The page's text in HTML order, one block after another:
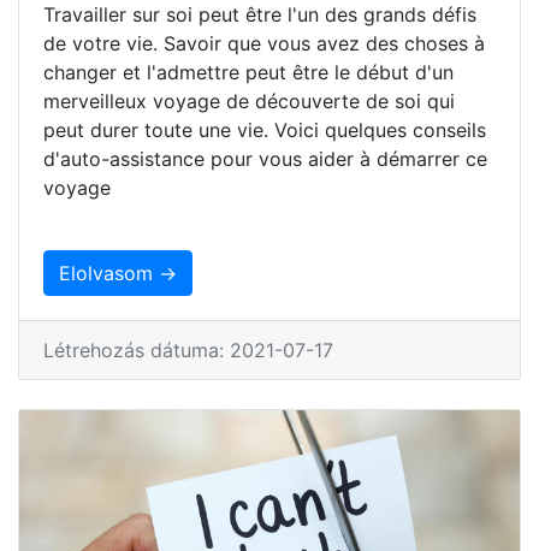
Travailler sur soi peut être l'un des grands défis
de votre vie. Savoir que vous avez des choses à
changer et l'admettre peut être le début d'un
merveilleux voyage de découverte de soi qui
peut durer toute une vie. Voici quelques conseils
d'auto-assistance pour vous aider à démarrer ce
voyage
Elolvasom →
Létrehozás dátuma: 2021-07-17